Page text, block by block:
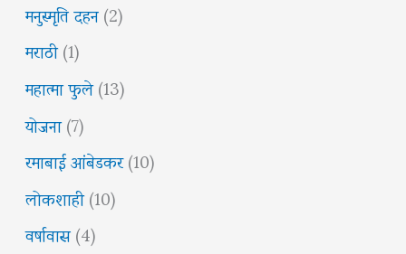
मनुस्मृति दहन(2)
मराठी(1)
महात्मा फुले(13)
योजना(7)
रमाबाई आंबेडकर(10)
लोकशाही(10)
वर्षावास(4)